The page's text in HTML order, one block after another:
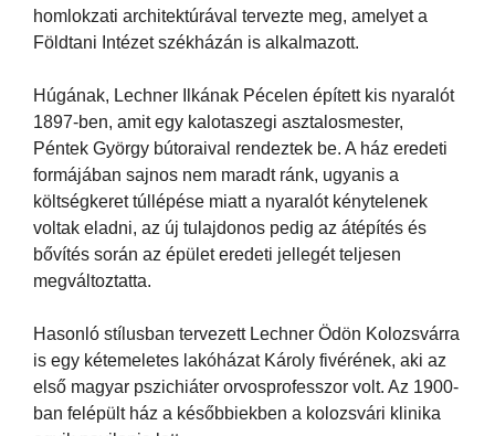
homlokzati architektúrával tervezte meg, amelyet a
Földtani Intézet székházán is alkalmazott.
Húgának, Lechner Ilkának Pécelen épített kis nyaralót
1897-ben, amit egy kalotaszegi asztalosmester,
Péntek György bútoraival rendeztek be. A ház eredeti
formájában sajnos nem maradt ránk, ugyanis a
költségkeret túllépése miatt a nyaralót kénytelenek
voltak eladni, az új tulajdonos pedig az átépítés és
bővítés során az épület eredeti jellegét teljesen
megváltoztatta.
Hasonló stílusban tervezett Lechner Ödön Kolozsvárra
is egy kétemeletes lakóházat Károly fivérének, aki az
első magyar pszichiáter orvosprofesszor volt. Az 1900-
ban felépült ház a későbbiekben a kolozsvári klinika